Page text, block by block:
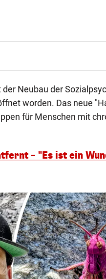
Neubau der
worden. Das neue
für Menschen mit
– "Es ist ein